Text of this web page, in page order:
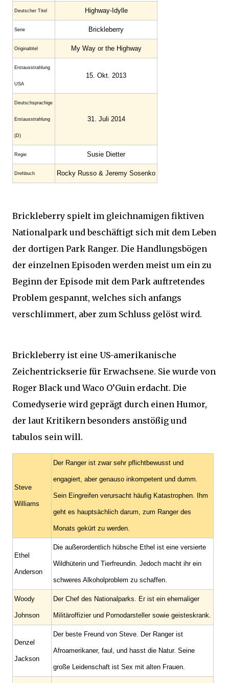
Deutscher Titel Highway-Idylle
Serie Brickleberry
Original­titel My Way or the Highway
Erstaus­strahlung
USA
15. Okt. 2013
Deutsch­sprachige
Erstaus­strahlung
(D)
31. Juli 2014
Regie Susie Dietter
Drehbuch Rocky Russo & Jeremy Sosenko
Brickleberry spielt im gleichnamigen fiktiven
Nationalpark und beschäftigt sich mit dem Leben
der dortigen Park Ranger. Die Handlungsbögen
der einzelnen Episoden werden meist um ein zu
Beginn der Episode mit dem Park auftretendes
Problem gespannt, welches sich anfangs
verschlimmert, aber zum Schluss gelöst wird.
Brickleberry ist eine US-amerikanische
Zeichentrickserie für Erwachsene. Sie wurde von
Roger Black und Waco O’Guin erdacht. Die
Comedyserie wird geprägt durch einen Humor,
der laut Kritikern besonders anstößig und
tabulos sein will.
Steve
Williams
Der Ranger ist zwar sehr pflichtbewusst und
engagiert, aber genauso inkompetent und dumm.
Sein Eingreifen verursacht häufig Katastrophen. Ihm
geht es hauptsächlich darum, zum Ranger des
Monats gekürt zu werden.
Ethel
Anderson
Die außerordentlich hübsche Ethel ist eine versierte
Wildhüterin und Tierfreundin. Jedoch macht ihr ein
schweres Alkoholproblem zu schaffen.
Woody
Johnson
Der Chef des Nationalparks. Er ist ein ehemaliger
Militäroffizier und Pornodarsteller sowie geisteskrank.
Denzel
Jackson
Der beste Freund von Steve. Der Ranger ist
Afroamerikaner, faul, und hasst die Natur. Seine
große Leidenschaft ist Sex mit alten Frauen.